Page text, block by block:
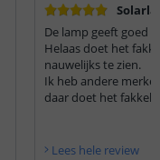
De lamp geeft goed
Helaas doet het
nauwelijks te zien.
Ik heb andere
daar doet het fakkel
Lees hele review